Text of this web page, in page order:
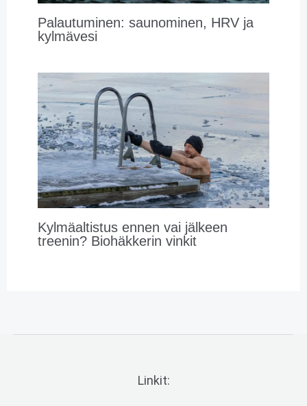
Palautuminen: saunominen, HRV ja
kylmävesi
Kylmäaltistus ennen vai jälkeen
treenin? Biohäkkerin vinkit
Linkit: